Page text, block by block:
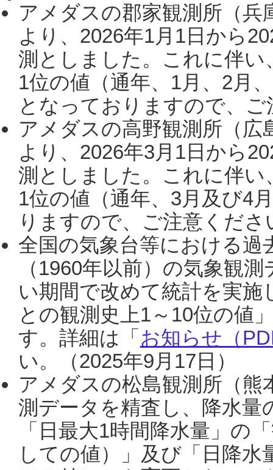
アメダスの郡家観測所（
より、2026年1月1日から
測としました。これに伴い
1位の値（通年、1月、2月
となっておりますので、
アメダスの高野観測所（
より、2026年3月1日から
測としました。これに伴い
1位の値（通年、3月及び4
りますので、ご注意くだ
全国の気象台等における過
（1960年以前）の気象観
い期間で改めて統計を実
との観測史上1～10位の値
す。詳細は「 お知らせ（
い。（2025年9月17日）
アメダスの松島観測所（熊
測データを精査し、降水
「日最大1時間降水量」の
しての値）」及び「日降